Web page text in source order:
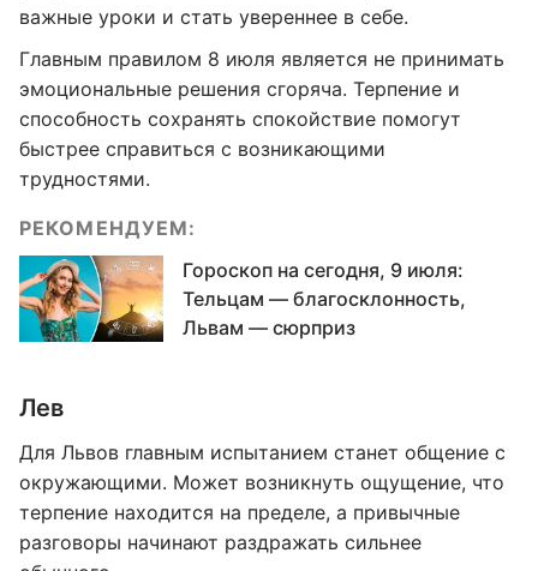
важные уроки и стать увереннее в себе.
Главным правилом 8 июля является не принимать
эмоциональные решения сгоряча. Терпение и
способность сохранять спокойствие помогут
быстрее справиться с возникающими
трудностями.
РЕКОМЕНДУЕМ:
Гороскоп на сегодня, 9 июля:
Тельцам — благосклонность,
Львам — сюрприз
Лев
Для Львов главным испытанием станет общение с
окружающими. Может возникнуть ощущение, что
терпение находится на пределе, а привычные
разговоры начинают раздражать сильнее